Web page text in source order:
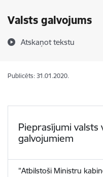
Valsts galvojums
Atskaņot tekstu
Publicēts: 31.01.2020.
Pieprasījumi valsts
galvojumiem
”Atbilstoši Ministru